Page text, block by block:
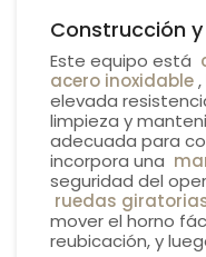
Construcción
Este equipo está
acero inoxidable
elevada
limpieza y
adecuada para
incorpora una
seguridad del
ruedas
mover el horno
reubicación, y